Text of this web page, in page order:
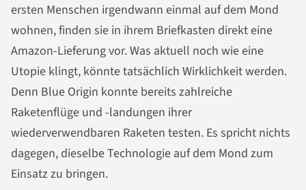
ersten Menschen irgendwann einmal auf dem Mond
wohnen, finden sie in ihrem Briefkasten direkt eine
Amazon-Lieferung vor. Was aktuell noch wie eine
Utopie klingt, könnte tatsächlich Wirklichkeit werden.
Denn Blue Origin konnte bereits zahlreiche
Raketenflüge und -landungen ihrer
wiederverwendbaren Raketen testen. Es spricht nichts
dagegen, dieselbe Technologie auf dem Mond zum
Einsatz zu bringen.